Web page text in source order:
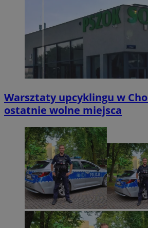
Warsztaty upcyklingu w
ostatnie wolne miejsca